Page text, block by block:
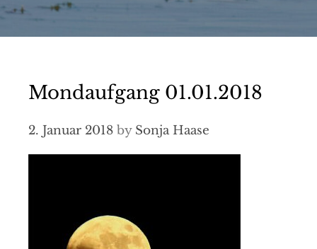
Mondaufgang 01.01.2018
2. Januar 2018 by Sonja Haase